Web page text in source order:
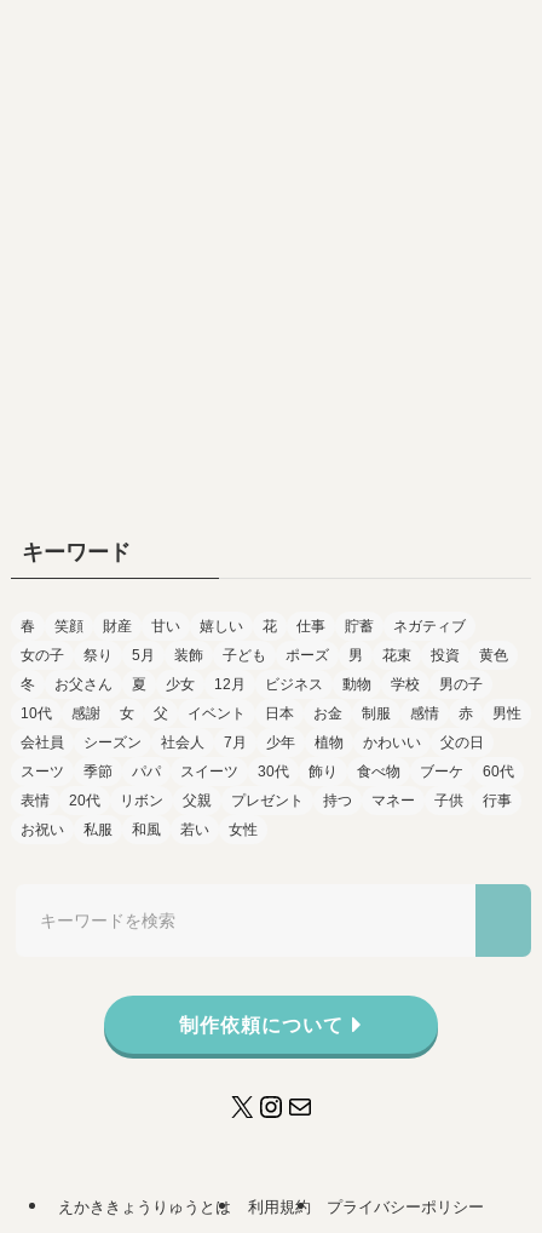
キーワード
春 笑顔 財産 甘い 嬉しい 花 仕事 貯蓄
ネガティブ
女の子
祭り 5月 装飾 子ども ポーズ 男 花束 投資
黄色
冬
お父さん 夏 少女 12月 ビジネス 動物 学校
男の子
10代
感謝 女 父 イベント 日本 お金 制服 感情 赤
男性
会社員
シーズン 社会人 7月 少年 植物 かわいい
父の日
スーツ
季節 パパ スイーツ 30代 飾り 食べ物 ブーケ
60代
表情
20代 リボン 父親 プレゼント 持つ マネー 子供
行事
お祝い
私服 和風 若い 女性
制作依頼について
X Instagram
メール
えかききょうりゅうとは 利用規約
プライバシーポリシー